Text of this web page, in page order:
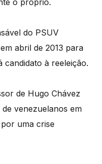
o próprio.
do PSUV
abril de 2013 para
candidato à reeleição.
de Hugo Chávez
venezuelanos em
uma crise